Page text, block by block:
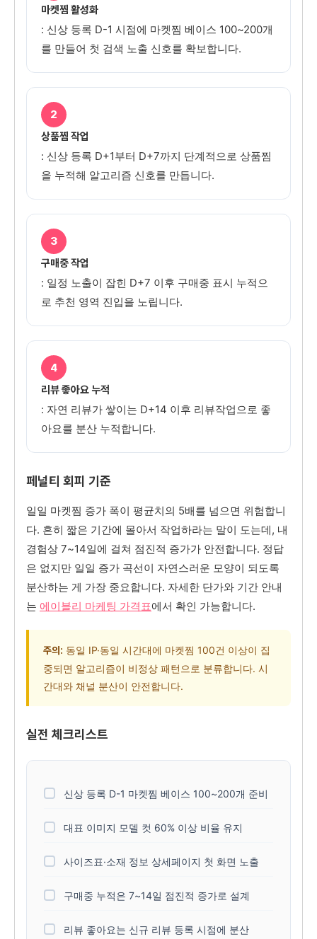
마켓찜 활성화
: 신상 등록 D-1 시점에 마켓찜 베이스 100~200개
를 만들어 첫 검색 노출 신호를 확보합니다.
2
상품찜 작업
: 신상 등록 D+1부터 D+7까지 단계적으로 상품찜
을 누적해 알고리즘 신호를 만듭니다.
3
구매중 작업
: 일정 노출이 잡힌 D+7 이후 구매중 표시 누적으
로 추천 영역 진입을 노립니다.
4
리뷰 좋아요 누적
: 자연 리뷰가 쌓이는 D+14 이후 리뷰작업으로 좋
아요를 분산 누적합니다.
페널티 회피 기준
일일 마켓찜 증가 폭이 평균치의 5배를 넘으면 위험합니
다. 흔히 짧은 기간에 몰아서 작업하라는 말이 도는데, 내
경험상 7~14일에 걸쳐 점진적 증가가 안전합니다. 정답
은 없지만 일일 증가 곡선이 자연스러운 모양이 되도록
분산하는 게 가장 중요합니다. 자세한 단가와 기간 안내
는 에이블리 마케팅 가격표에서 확인 가능합니다.
주의: 동일 IP·동일 시간대에 마켓찜 100건 이상이 집
중되면 알고리즘이 비정상 패턴으로 분류합니다. 시
간대와 채널 분산이 안전합니다.
실전 체크리스트
신상 등록 D-1 마켓찜 베이스 100~200개 준비
대표 이미지 모델 컷 60% 이상 비율 유지
사이즈표·소재 정보 상세페이지 첫 화면 노출
구매중 누적은 7~14일 점진적 증가로 설계
리뷰 좋아요는 신규 리뷰 등록 시점에 분산